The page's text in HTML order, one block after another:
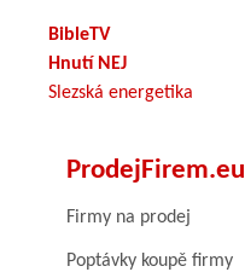
BibleTV
Hnutí NEJ
Slezská energetika
ProdejFirem.eu
Firmy na prodej
Poptávky koupě firmy